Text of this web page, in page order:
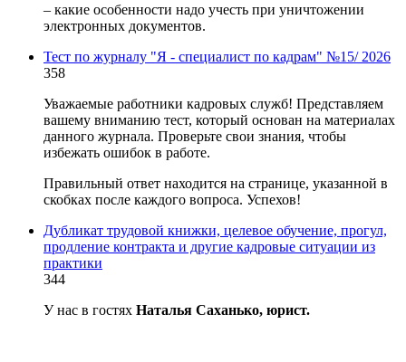
– какие особенности надо учесть при уничтожении
электронных документов.
Тест по журналу "Я - специалист по кадрам" №15/ 2026
358
Уважаемые работники кадровых служб! Представляем
вашему вниманию тест, который основан на материалах
данного журнала. Проверьте свои знания, чтобы
избежать ошибок в работе.
Правильный ответ находится на странице, указанной в
скобках после каждого вопроса. Успехов!
Дубликат трудовой книжки, целевое обучение, прогул,
продление контракта и другие кадровые ситуации из
практики
344
У нас в гостях Наталья Саханько, юрист.